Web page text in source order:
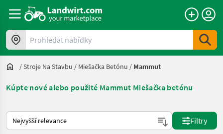
Prohledat nabídky
/Stroje Na Stavbu / Miešačka Betónu / Mammut
Kúpte nové alebo použité Mammut Miešačka betónu
Takto se řadí nabídky na Landwirt.com
Filtry